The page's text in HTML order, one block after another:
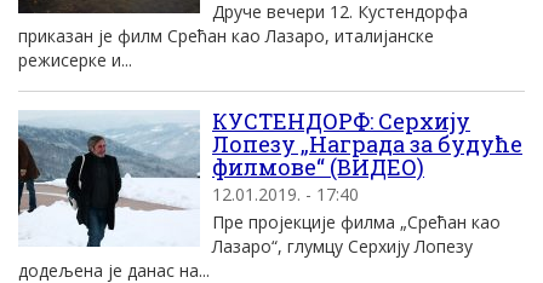
Друче вечери 12. Кустендорфа
приказан је филм Срећан као Лазаро, италијанске
режисерке и...
КУСТЕНДОРФ: Серхију
Лопезу „Награда за будуће
филмове“ (ВИДЕО)
12.01.2019. - 17:40
Пре пројекције филма „Срећан као
Лазаро“, глумцу Серхију Лопезу
додељена је данас на...